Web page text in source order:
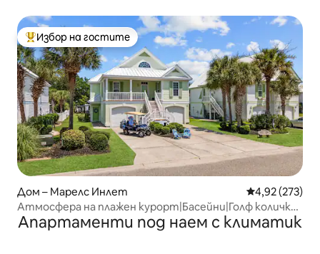
Най-популярен избор на гостите
Избор на гостите
Дом – Марелс Инлет Средна
4,92 (273)
Атмосфера на плажен курорт|Басейни|Голф количка|
Водна площадка
Апартаменти под наем с климатик